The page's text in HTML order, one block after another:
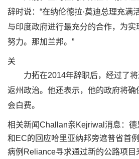
辞时说：“在纳伦德拉·莫迪总理充满
与印度政府进行最充分的合作，为
努力。那加兰邦。”
关
力拓在2014年辞职后，经过了
返州政治。他还表示，他的政府将确
会白费。
相关新闻Challan亲Kejriwal消息：
和EC的回应哈里亚纳邦旁遮普省首
病例Reliance寻求通过新的公路项目